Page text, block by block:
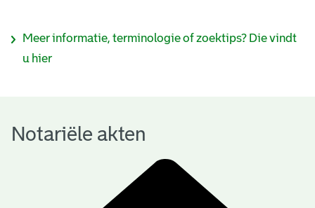
I
r
Meer informatie, terminologie of zoektips? Die vindt
u hier
Notariële akten